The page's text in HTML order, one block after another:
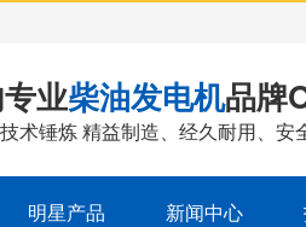
业柴油发电机品牌
术锤炼 精益制造、经久耐用、安
明星产品 新闻中心